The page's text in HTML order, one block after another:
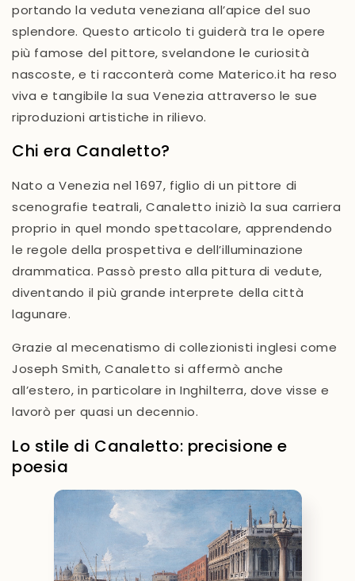
portando laveduta veneziana all’apice del suo
splendore. Questo articolo ti guiderà tra leopere
più famose del pittore, svelandone le curiosità
nascoste, e ti racconterà come Materico.it ha reso
viva e tangibile la sua Venezia attraverso le sue
riproduzioni artistiche in rilievo.
Chi era Canaletto?
Nato a Venezia nel 1697, figlio di un pittore di
scenografie teatrali, Canaletto iniziò la sua carriera
proprio in quel mondo spettacolare, apprendendo
le regole della prospettiva e dell’illuminazione
drammatica. Passò presto alla pittura di vedute,
diventando il più grande interprete dellacittà
lagunare.
Grazie al mecenatismo di collezionisti inglesi come
Joseph Smith, Canaletto si affermò anche
all’estero, in particolare in Inghilterra, dove visse e
lavorò per quasi un decennio.
Lo stile di Canaletto: precisione e
poesia